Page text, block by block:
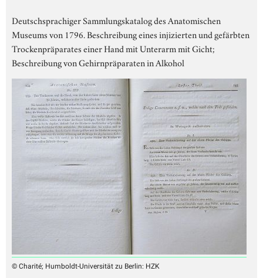
Deutschsprachiger Sammlungskatalog des Anatomischen
Museums von 1796. Beschreibung eines injizierten und gefärbten
Trockenpräparates einer Hand mit Unterarm mit Gicht;
Beschreibung von Gehirnpräparaten in Alkohol
© Charité; Humboldt-Universität zu Berlin: HZK